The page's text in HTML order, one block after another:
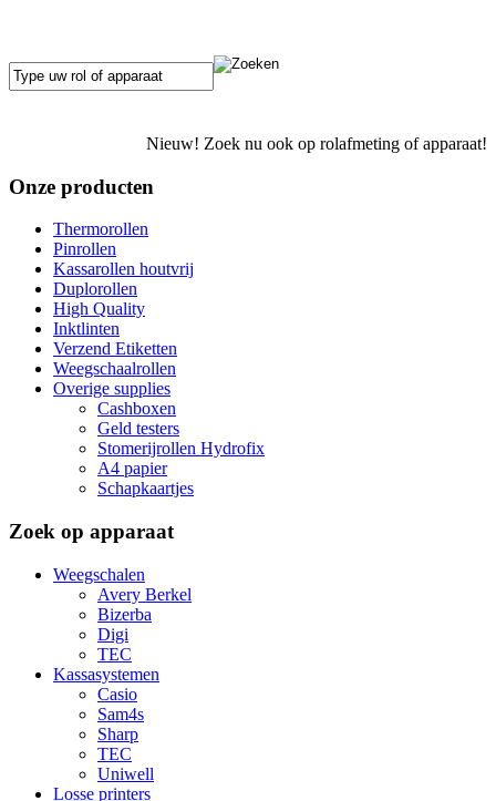
Nieuw! Zoek nu ook op rolafmeting of apparaat!
Onze producten
Thermorollen
Pinrollen
Kassarollen houtvrij
Duplorollen
High Quality
Inktlinten
Verzend Etiketten
Weegschaalrollen
Overige supplies
Cashboxen
Geld testers
Stomerijrollen Hydrofix
A4 papier
Schapkaartjes
Zoek op apparaat
Weegschalen
Avery Berkel
Bizerba
Digi
TEC
Kassasystemen
Casio
Sam4s
Sharp
TEC
Uniwell
Losse printers